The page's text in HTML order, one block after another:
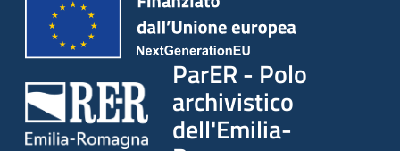
ParER - Polo
archivistico
dell'Emilia-